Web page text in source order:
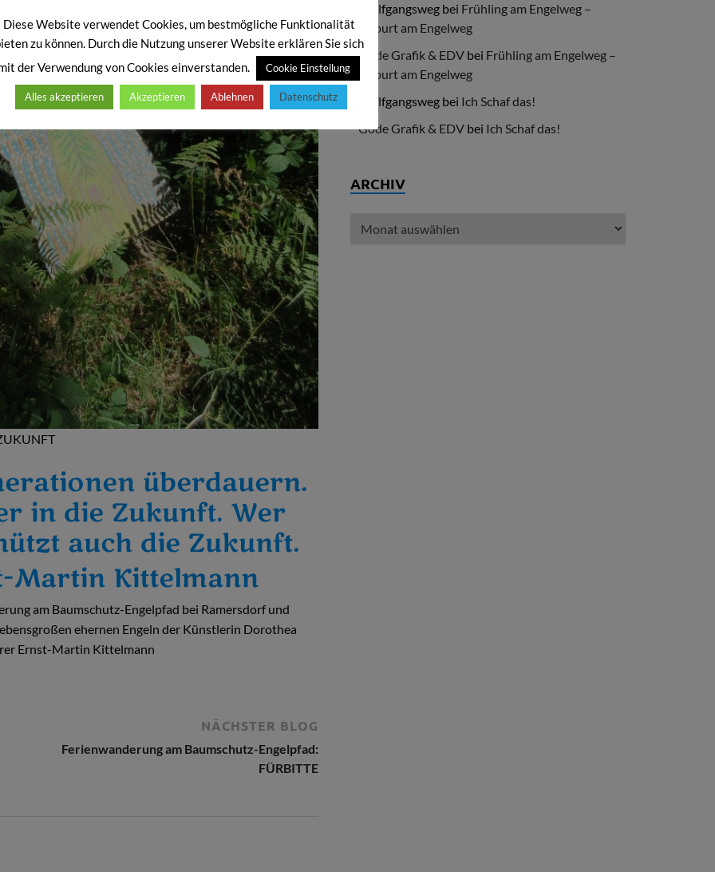
überdauern.
in die Zukunft. Wer
auch die Zukunft.
Martin Kittelmann
am Baumschutz-Engelpfad bei Ramersdorf und
ehernen Engeln der Künstlerin Dorothea
Ernst-Martin Kittelmann
NÄCHSTER BLOG
Ferienwanderung am Baumschutz-Engelpfad:
FÜRBITTE
Wolfgangsweg bei Frühling am Engelweg –
Geburt am Engelweg
Göde Grafik & EDV bei Frühling am Engelweg –
Geburt am Engelweg
Wolfgangsweg bei Ich Schaf das!
Göde Grafik & EDV bei Ich Schaf das!
ARCHIV
Diese Website verwendet Cookies, um bestmögliche Funktionalität
zu können. Durch die Nutzung unserer Website erklären Sie sich
der Verwendung von Cookies einverstanden.
Cookie Einstellung
Alles akzeptieren Akzeptieren Ablehnen Datenschutz